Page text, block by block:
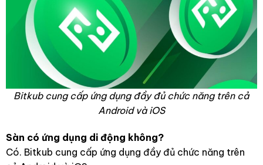
Bitkub cung cấp ứng dụng đầy đủ chức năng trên cả
Android và iOS
Sàn có ứng dụng di động không?
Có. Bitkub cung cấp ứng dụng đầy đủ chức năng trên